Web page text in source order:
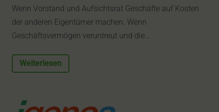
Wenn Vorstand und Aufsichtsrat Geschäfte auf Kosten
der anderen Eigentümer machen. Wenn
Geschäftsvermögen veruntreut und die…
Weiterlesen